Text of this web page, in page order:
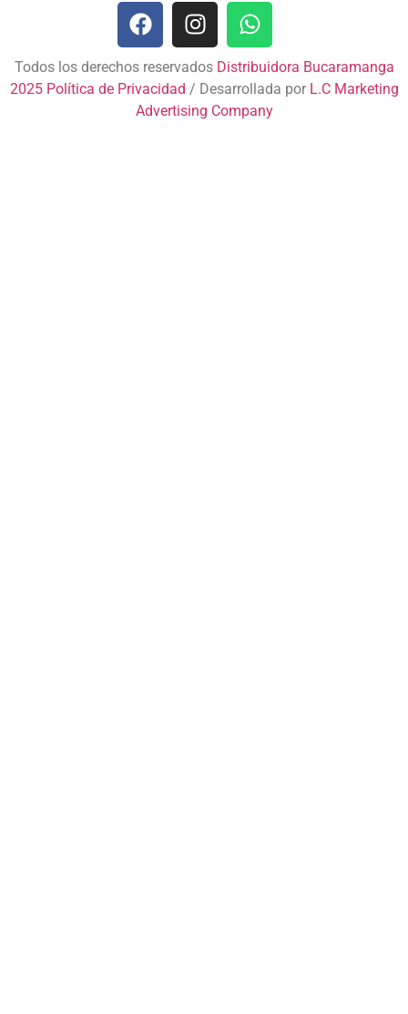
Todos los derechos reservados Distribuidora Bucaramanga
2025Política de Privacidad / Desarrollada porL.C Marketing
Advertising Company